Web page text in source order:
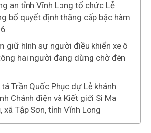
an tỉnh Vĩnh Long tổ chức Lễ
bố quyết định thăng cấp bậc hàm
giữ hình sự người điều khiển xe ô
hai người đang dừng chờ đèn
Trần Quốc Phục dự Lễ khánh
Chánh điện và Kiết giới Si Ma
xã Tập Sơn, tỉnh Vĩnh Long